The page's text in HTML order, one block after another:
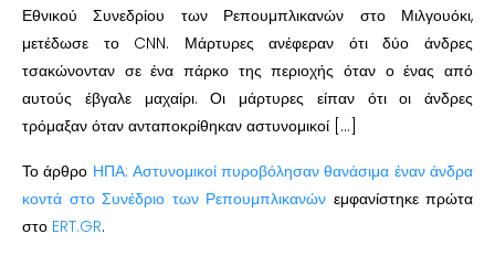
Εθνικού Συνεδρίου των Ρεπουμπλικανών στο Μιλγουόκι,
μετέδωσε το CNN. Μάρτυρες ανέφεραν ότι δύο άνδρες
τσακώνονταν σε ένα πάρκο της περιοχής όταν ο ένας από
αυτούς έβγαλε μαχαίρι. Οι μάρτυρες είπαν ότι οι άνδρες
τρόμαξαν όταν ανταποκρίθηκαν αστυνομικοί […]
Το άρθρο ΗΠΑ: Αστυνομικοί πυροβόλησαν θανάσιμα έναν άνδρα
κοντά στο Συνέδριο των Ρεπουμπλικανών εμφανίστηκε πρώτα
στο ERT.GR.